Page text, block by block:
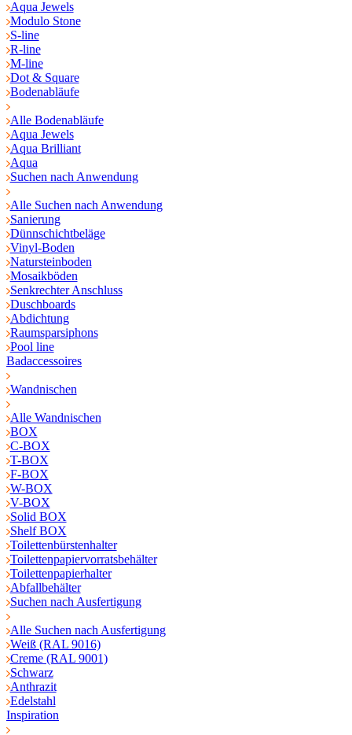
Aqua Jewels
Modulo Stone
S-line
R-line
M-line
Dot & Square
Bodenabläufe
Alle Bodenabläufe
Aqua Jewels
Aqua Brilliant
Aqua
Suchen nach Anwendung
Alle Suchen nach Anwendung
Sanierung
Dünnschichtbeläge
Vinyl-Boden
Natursteinboden
Mosaikböden
Senkrechter Anschluss
Duschboards
Abdichtung
Raumsparsiphons
Pool line
Badaccessoires
Wandnischen
Alle Wandnischen
BOX
C-BOX
T-BOX
F-BOX
W-BOX
V-BOX
Solid BOX
Shelf BOX
Toilettenbürstenhalter
Toilettenpapiervorratsbehälter
Toilettenpapierhalter
Abfallbehälter
Suchen nach Ausfertigung
Alle Suchen nach Ausfertigung
Weiß (RAL 9016)
Creme (RAL 9001)
Schwarz
Anthrazit
Edelstahl
Inspiration